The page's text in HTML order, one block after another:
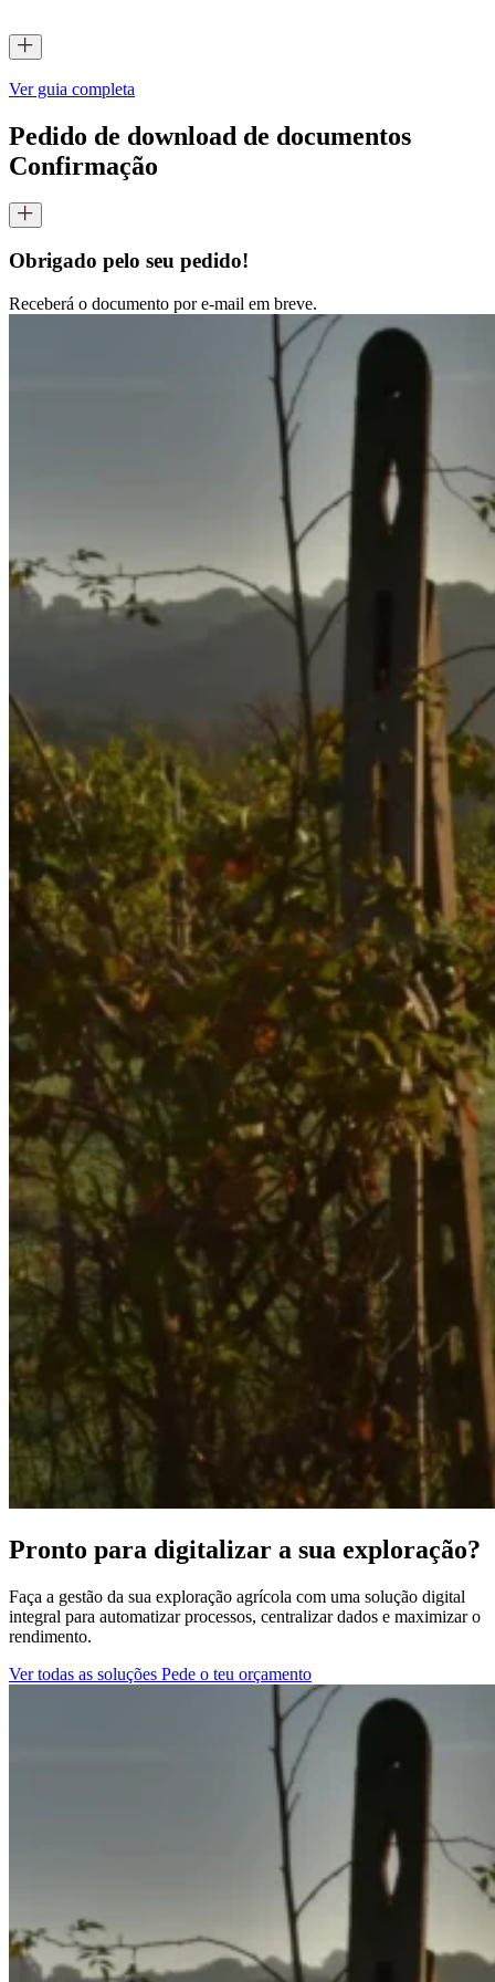
Ver guia completa
Pedido de download de documentos
Confirmação
Obrigado pelo seu pedido!
Receberá o documento por e-mail em breve.
Pronto para digitalizar a sua exploração?
Faça a gestão da sua exploração agrícola com uma solução digital
integral para automatizar processos, centralizar dados e maximizar o
rendimento.
Ver todas as soluções Pede o teu orçamento